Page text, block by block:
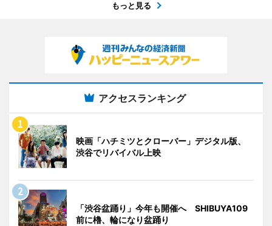
もっと見る
アクセスランキング
映画「ハチミツとクローバー」デジタル版、
渋谷でリバイバル上映
「渋谷盆踊り」今年も開催へ SHIBUYA109
前に櫓、輪になり盆踊り